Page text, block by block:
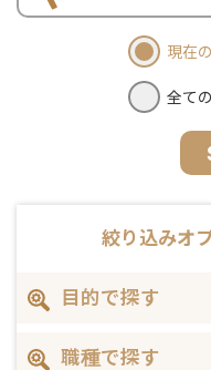
現在
全て
絞り込みオ
目的で探す
職種で探す